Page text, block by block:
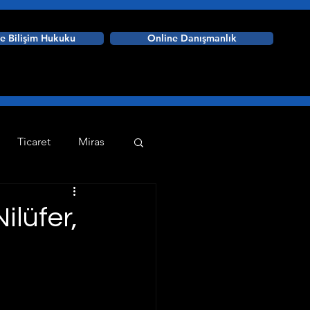
Bilişim Hukuku Online Danışmanlık
Ticaret Miras
Askeri Ceza Hukuku
Programları